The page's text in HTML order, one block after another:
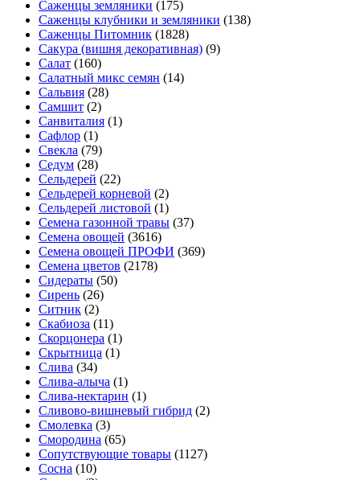
Саженцы земляники (175)
Саженцы клубники и земляники (138)
Саженцы Питомник (1828)
Сакура (вишня декоративная) (9)
Салат (160)
Салатный микс семян (14)
Сальвия (28)
Самшит (2)
Санвиталия (1)
Сафлор (1)
Свекла (79)
Седум (28)
Сельдерей (22)
Сельдерей корневой (2)
Сельдерей листовой (1)
Семена газонной травы (37)
Семена овощей (3616)
Семена овощей ПРОФИ (369)
Семена цветов (2178)
Сидераты (50)
Сирень (26)
Ситник (2)
Скабиоза (11)
Скорцонера (1)
Скрытница (1)
Слива (34)
Слива-алыча (1)
Слива-нектарин (1)
Сливово-вишневый гибрид (2)
Смолевка (3)
Смородина (65)
Сопутствующие товары (1127)
Сосна (10)